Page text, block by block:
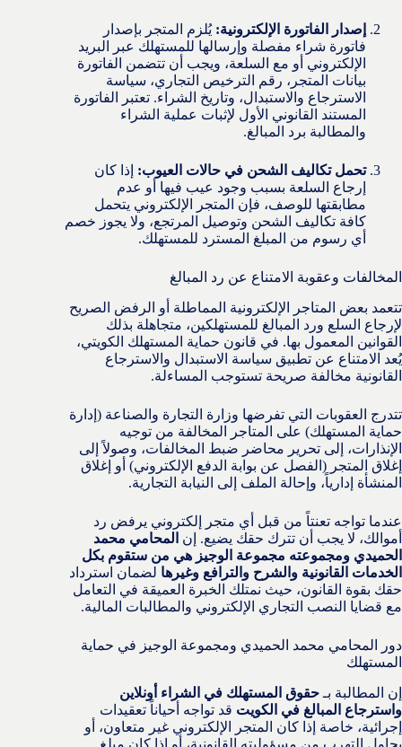
إصدار الفاتورة الإلكترونية: يُلزم المتجر بإصدار
فاتورة شراء مفصلة وإرسالها للمستهلك عبر البريد
الإلكتروني أو مع السلعة، ويجب أن تتضمن الفاتورة
بيانات المتجر، رقم الترخيص التجاري، سياسة
الاسترجاع والاستبدال، وتاريخ الشراء. تعتبر الفاتورة
المستند القانوني الأول لإثبات عملية الشراء
والمطالبة برد المبالغ.
تحمل تكاليف الشحن في حالات العيوب: إذا كان
إرجاع السلعة بسبب وجود عيب فيها أو عدم
مطابقتها للوصف، فإن المتجر الإلكتروني يتحمل
كافة تكاليف الشحن وتوصيل المرتجع، ولا يجوز خصم
أي رسوم من المبلغ المسترد للمستهلك.
المخالفات وعقوبة الامتناع عن رد المبالغ
تتعمد بعض المتاجر الإلكترونية المماطلة أو الرفض الصريح
لإرجاع السلع ورد المبالغ للمستهلكين، متجاهلة بذلك
القوانين المعمول بها. في قانون حماية المستهلك الكويتي،
يُعد الامتناع عن تطبيق سياسة الاستبدال والاسترجاع
القانونية مخالفة صريحة تستوجب المساءلة.
تتدرج العقوبات التي تفرضها وزارة التجارة والصناعة (إدارة
حماية المستهلك) على المتاجر المخالفة من توجيه
الإنذارات، إلى تحرير محاضر ضبط المخالفات، وصولاً إلى
إغلاق المتجر (الفصل عن بوابة الدفع الإلكتروني) أو إغلاق
المنشأة إدارياً، وإحالة الملف إلى النيابة التجارية.
عندما تواجه تعنتاً من قبل أي متجر إلكتروني يرفض رد
أموالك، لا يجب أن تترك حقك يضيع. إن المحامي محمد
الحميدي ومجموعته مجموعة الوجيز هي من ستقوم بكل
الخدمات القانونية والشرح والترافع وغيرها لضمان استرداد
حقك بقوة القانون، حيث نمتلك الخبرة العميقة في التعامل
مع قضايا النصب التجاري الإلكتروني والمطالبات المالية.
دور المحامي محمد الحميدي ومجموعة الوجيز في حماية
المستهلك
إن المطالبة بـ حقوق المستهلك في الشراء أونلاين
واسترجاع المبالغ في الكويت قد تواجه أحياناً تعقيدات
إجرائية، خاصة إذا كان المتجر الإلكتروني غير متعاون، أو
يحاول التهرب من مسؤوليته القانونية، أو إذا كان مبلغ